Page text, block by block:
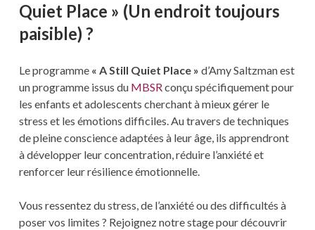
Quiet Place » (Un endroit toujours
paisible) ?
Le programme « A Still Quiet Place » d’Amy Saltzman est
un programme issus du MBSRconçu spécifiquement pour
les enfants et adolescents cherchant à mieux gérer le
stress et les émotions difficiles. Au travers de techniques
de pleine conscience adaptées à leur âge, ils apprendront
à développer leur concentration, réduire l’anxiété et
renforcer leur résilience émotionnelle.
Vous ressentez du stress, de l’anxiété ou des difficultés à
poser vos limites ? Rejoignez notre stage pour découvrir